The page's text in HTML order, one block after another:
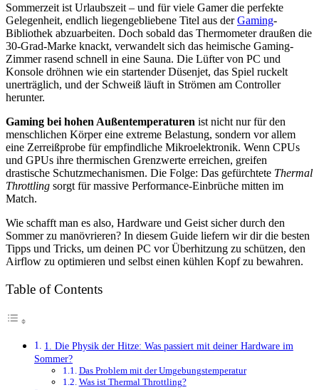
Sommerzeit ist Urlaubszeit – und für viele Gamer die perfekte
Gelegenheit, endlich liegengebliebene Titel aus derGaming-
Bibliothek abzuarbeiten. Doch sobald das Thermometer draußen die
30-Grad-Marke knackt, verwandelt sich das heimische Gaming-
Zimmer rasend schnell in eine Sauna. Die Lüfter von PC und
Konsole dröhnen wie ein startender Düsenjet, das Spiel ruckelt
unerträglich, und der Schweiß läuft in Strömen am Controller
herunter.
Gaming bei hohen Außentemperaturen ist nicht nur für den
menschlichen Körper eine extreme Belastung, sondern vor allem
eine Zerreißprobe für empfindliche Mikroelektronik. Wenn CPUs
und GPUs ihre thermischen Grenzwerte erreichen, greifen
drastische Schutzmechanismen. Die Folge: Das gefürchtete Thermal
Throttling sorgt für massive Performance-Einbrüche mitten im
Match.
Wie schafft man es also, Hardware und Geist sicher durch den
Sommer zu manövrieren? In diesem Guide liefern wir dir die besten
Tipps und Tricks, um deinen PC vor Überhitzung zu schützen, den
Airflow zu optimieren und selbst einen kühlen Kopf zu bewahren.
Table of Contents
1. Die Physik der Hitze: Was passiert mit deiner Hardware im
Sommer?
Das Problem mit der Umgebungstemperatur
Was ist Thermal Throttling?